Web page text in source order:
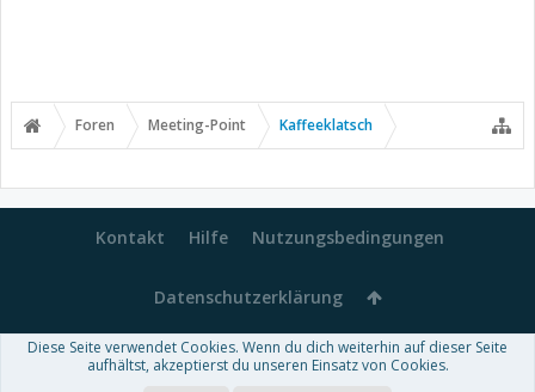
Foren Meeting-Point Kaffeeklatsch
Kontakt Hilfe Nutzungsbedingungen
Datenschutzerklärung
Forum software by XenForo™-Deutsch von xenDach
Diese Seite verwendet Cookies. Wenn du dich weiterhin auf dieser Seite
aufhältst, akzeptierst du unseren Einsatz von Cookies.